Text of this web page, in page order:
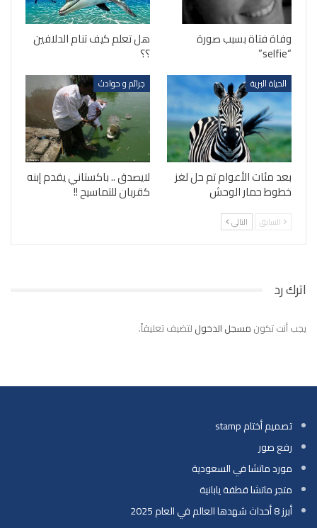
وفاة فتاة بسبب صورة
“selfie”
هل تعلم كيف تنام الدلافين
؟؟
الحياة البرية
بعد مئات الأعوام تم حل لغز
خطوط حمار الوحش
جرائم و حوادث
لايصدق .. باكستاني يقدم إبنه
كقربان للتماسيح !!
السابق التالي
اترك رد
يجب أنت تكون مسجل الدخول لتضيف تعليقاً.
تصميم أختام stamp
رفع صور
مورد ماتشا في السعودية
متجر ماتشا قطفة يابانية
أبرز 8 أحداث شهدها العالم في العام 2025